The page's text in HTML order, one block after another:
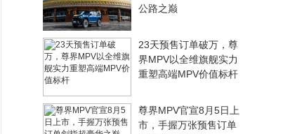
公路之巅
23天预售订单破万，尊
界MPV以全维旗舰实力
重塑高端MPV价值标杆
尊界MPV官宣8月5日上
市，手握万张预售订单